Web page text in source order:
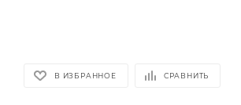
В ИЗБРАННОЕ СРАВНИТЬ